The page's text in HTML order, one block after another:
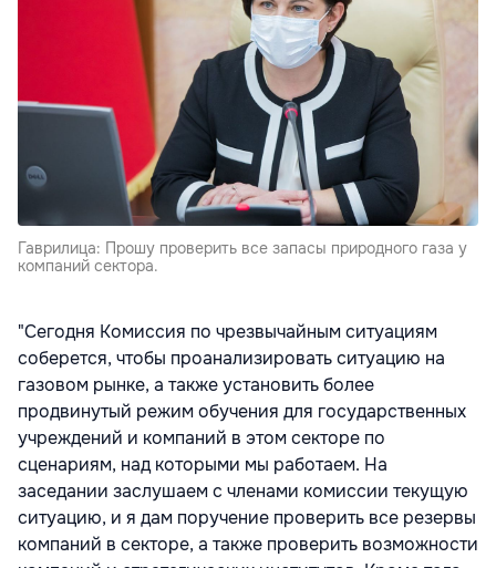
Гаврилица: Прошу проверить все запасы природного газа у
компаний сектора.
"Сегодня Комиссия по чрезвычайным ситуациям
соберется, чтобы проанализировать ситуацию на
газовом рынке, а также установить более
продвинутый режим обучения для государственных
учреждений и компаний в этом секторе по
сценариям, над которыми мы работаем. На
заседании заслушаем с членами комиссии текущую
ситуацию, и я дам поручение проверить все резервы
компаний в секторе, а также проверить возможности